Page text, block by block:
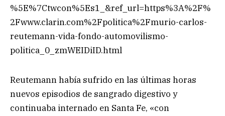
%5E%7Ctwcon%5Es1_&ref_url=https%3A%2F%
2Fwww.clarin.com%2Fpolitica%2Fmurio-carlos-
reutemann-vida-fondo-automovilismo-
politica_0_zmWEIDiID.html
Reutemann había sufrido en las últimas horas
nuevos episodios de sangrado digestivo y
continuaba internado en Santa Fe, «con